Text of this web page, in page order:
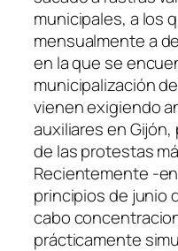
municipales, a los
mensualmente a
en la que se
municipalización
vienen exigiendo
auxiliares en
de las protestas
Recientemente -
principios de junio
cabo
prácticamente